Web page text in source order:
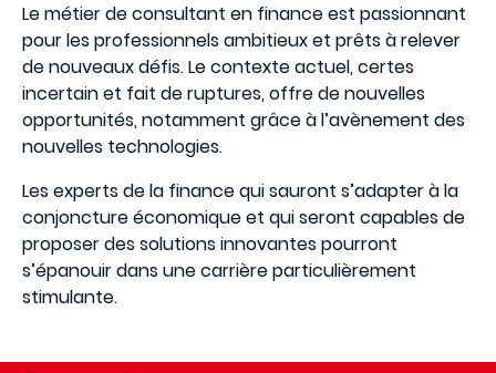
Le métier de consultant en finance est passionnant
pour les professionnels ambitieux et prêts à relever
de nouveaux défis. Le contexte actuel, certes
incertain et fait de ruptures, offre de nouvelles
opportunités, notamment grâce à l’avènement des
nouvelles technologies.
Les experts de la finance qui sauront s’adapter à la
conjoncture économique et qui seront capables de
proposer des solutions innovantes pourront
s’épanouir dans une carrière particulièrement
stimulante.